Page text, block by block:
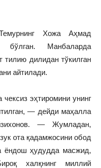
Хожа Аҳмад
бўлган. Манбаларда
тилию дилидан тўкилган
айтилади.
эҳтиромини унинг
— дейди маҳалла
— Жумладан,
ота қадамжосини обод
ёндош ҳудудда масжид,
халқнинг миллий